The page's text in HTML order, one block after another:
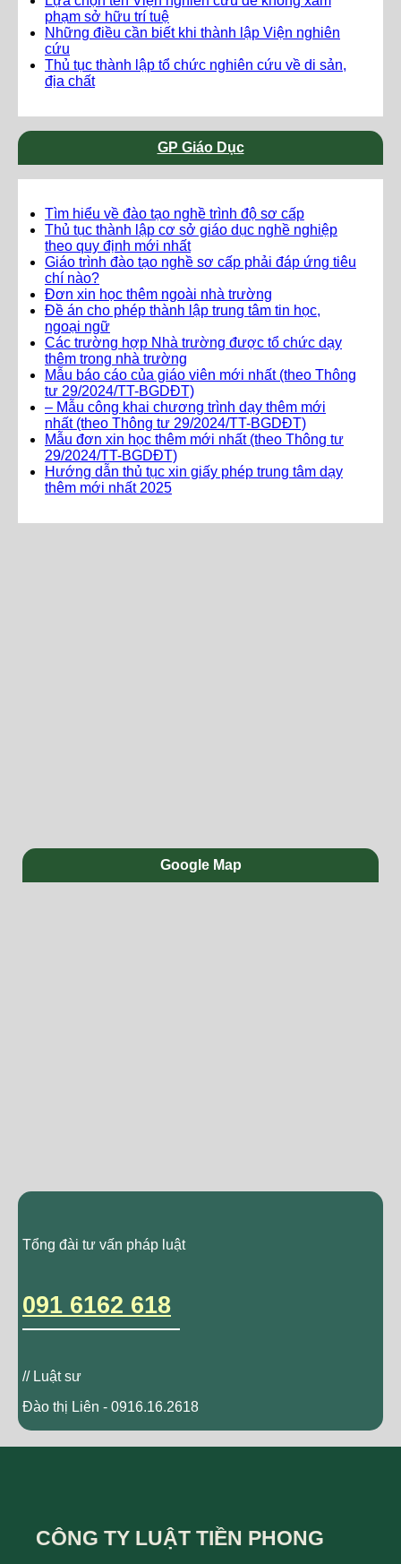
phạm sở hữu trí tuệ
Những điều cần biết khi thành lập Viện nghiên
cứu
Thủ tục thành lập tổ chức nghiên cứu về di sản,
địa chất
GP Giáo Dục
Tìm hiểu về đào tạo nghề trình độ sơ cấp
Thủ tục thành lập cơ sở giáo dục nghề nghiệp
theo quy định mới nhất
Giáo trình đào tạo nghề sơ cấp phải đáp ứng tiêu
chí nào?
Đơn xin học thêm ngoài nhà trường
Đề án cho phép thành lập trung tâm tin học,
ngoại ngữ
Các trường hợp Nhà trường được tổ chức dạy
thêm trong nhà trường
Mẫu báo cáo của giáo viên mới nhất (theo Thông
tư 29/2024/TT-BGDĐT)
– Mẫu công khai chương trình dạy thêm mới
nhất (theo Thông tư 29/2024/TT-BGDĐT)
Mẫu đơn xin học thêm mới nhất (theo Thông tư
29/2024/TT-BGDĐT)
Hướng dẫn thủ tục xin giấy phép trung tâm dạy
thêm mới nhất 2025
Google Map
Tổng đài tư vấn pháp luật
091 6162 618
// Luật sư
Đào thị Liên - 0916.16.2618
CÔNG TY LUẬT TIỀN PHONG